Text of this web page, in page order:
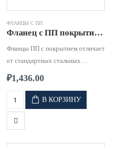
ФЛАНЦЫ С ПП
Фланец с ПП покрытием д. 0075 PN16
Фланцы ПП с покрытием отличает
от стандартных стальных
фланцев, высокая стойкость к
коррозии и к воздействию
агрессивных сред.
₽1,436.00
В КОРЗИНУ